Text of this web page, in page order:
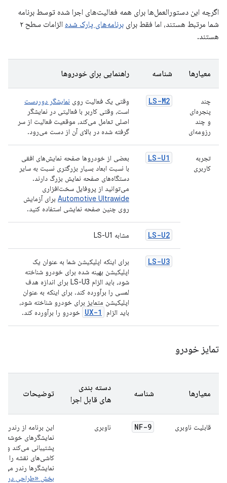
اگرچه این دستورالعمل‌ها برای همه فعالیت‌های اجرا شده توسط برنامه
شما مرتبط هستند، اما فقط برای برنامه‌های پارک شده
الزامات سطح ۲
هستند.
معیارها شناسه راهنمایی برای خودروها
چند
پنجره‌ای
و چند
رزومه‌ای
LS-M2 وقتی یک فعالیت روی نمایشگر دوردست
است، وقتی کاربر با فعالیتی در نمایشگر
اصلی تعامل می‌کند، موقعیت فعالیت از سر
گرفته شده در بالای آن از دست می‌رود.
تجربه
کاربری
LS-U1
بعضی از خودروها صفحه نمایش‌های افقی
با نسبت ابعاد بسیار بزرگتری نسبت به سایر
دستگاه‌های صفحه نمایش بزرگ دارند.
می‌توانید از پروفایل سخت‌افزاری
Automotive Ultrawide برای آزمایش
روی چنین صفحه نمایشی استفاده کنید.
LS-U2 مشابه LS-U1
LS-U3
برای اینکه اپلیکیشن شما به عنوان یک
اپلیکیشن بهینه شده برای خودرو شناخته
شود، باید الزام LS-U3 برای اندازه هدف
لمسی را برآورده کند. برای اینکه به عنوان
اپلیکیشن متمایز برای خودرو شناخته شود،
باید الزام
UX-1 خودرو را برآورده کند.
تمایز خودرو
معیارها شناسه
دسته بندی
های قابل اجرا
توضیحات
قابلیت ناوبری NF-9 ناوبری
این برنامه از
نمایشگرهای خوشه‌ای
پشتیبانی می‌کند و
کاشی‌های نقشه را
نمایشگرها رندر
بخش «طراحی در